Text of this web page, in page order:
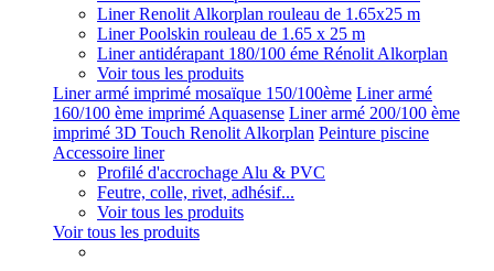
Liner Renolit Alkorplan rouleau de 1.65x25 m
Liner Poolskin rouleau de 1.65 x 25 m
Liner antidérapant 180/100 éme Rénolit Alkorplan
Voir tous les produits
Liner armé imprimé mosaïque 150/100ème Liner armé
160/100 ème imprimé Aquasense Liner armé 200/100 ème
imprimé 3D Touch Renolit Alkorplan Peinture piscine
Accessoire liner
Profilé d'accrochage Alu & PVC
Feutre, colle, rivet, adhésif...
Voir tous les produits
Voir tous les produits